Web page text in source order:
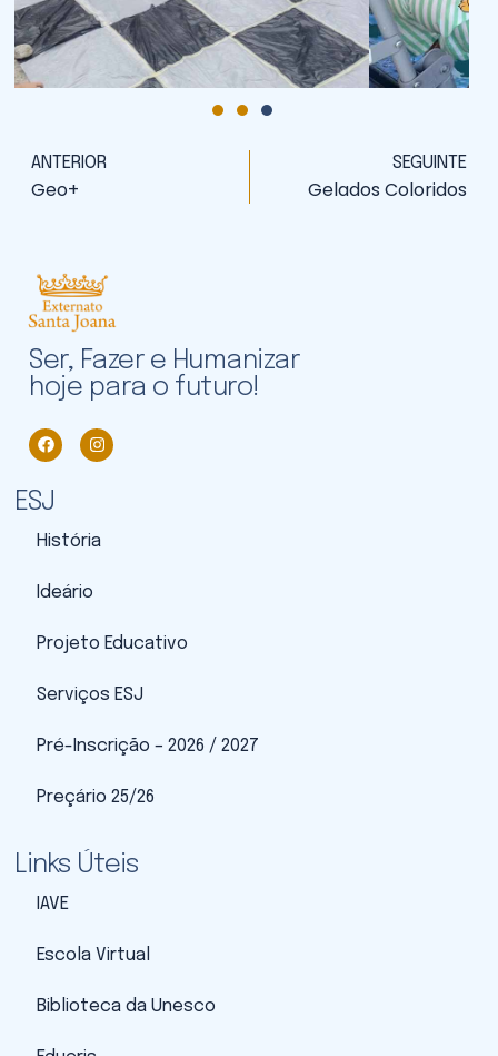
ANTERIOR
Geo+
SEGUINTE
Gelados Coloridos
Ser, Fazer e Humanizar
hoje para o futuro!
ESJ
História
Ideário
Projeto Educativo
Serviços ESJ
Pré-Inscrição – 2026 / 2027
Preçário 25/26
Links Úteis
IAVE
Escola Virtual
Biblioteca da Unesco